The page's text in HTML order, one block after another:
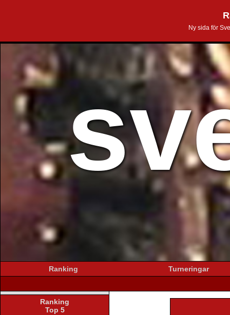
Ny sida för
Ranking Turneringar
Ranking
Top 5